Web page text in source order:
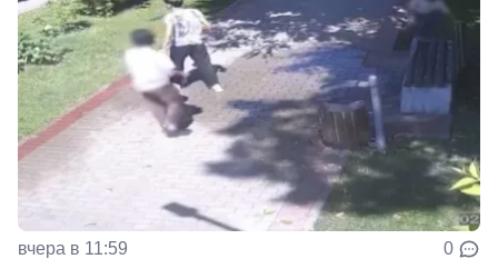
вчера в 11:59 0